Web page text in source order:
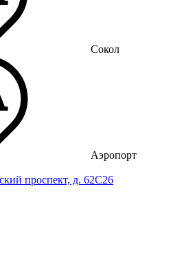
Сокол
Аэропорт
проспект, д. 62С26